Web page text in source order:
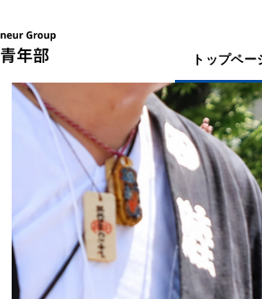
トップペー